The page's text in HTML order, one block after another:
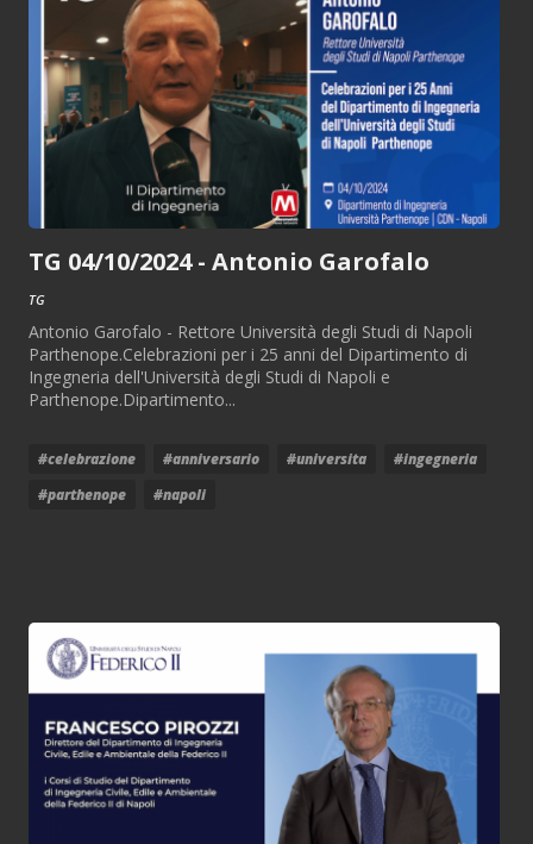
TG 04/10/2024 - Antonio Garofalo
TG
Antonio Garofalo - Rettore Università degli Studi di Napoli
Parthenope.Celebrazioni per i 25 anni del Dipartimento di
Ingegneria dell'Università degli Studi di Napoli e
Parthenope.Dipartimento...
#celebrazione #anniversario #universita
#ingegneria
#parthenope
#napoli